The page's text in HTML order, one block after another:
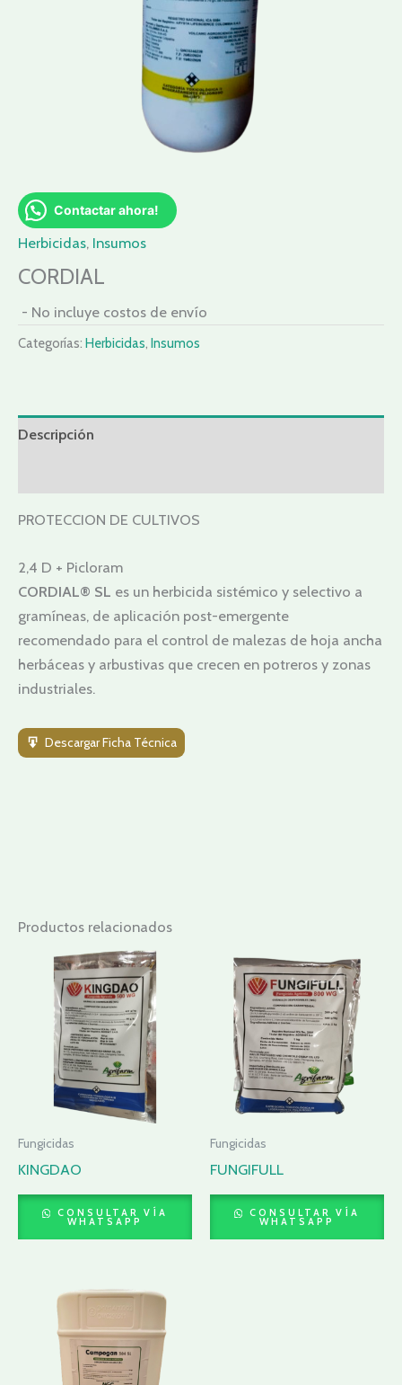
Contactar ahora!
Herbicidas, Insumos
CORDIAL
- No incluye costos de envío
Categorías: Herbicidas, Insumos
Descripción
PROTECCION DE CULTIVOS
2,4 D + Picloram
CORDIAL® SL es un herbicida sistémico y selectivo a
gramíneas, de aplicación post-emergente
recomendado para el control de malezas de hoja ancha
herbáceas y arbustivas que crecen en potreros y zonas
industriales.
Descargar Ficha Técnica
Productos relacionados
Fungicidas
KINGDAO
CONSULTAR VÍA
WHATSAPP
Fungicidas
FUNGIFULL
CONSULTAR VÍA
WHATSAPP